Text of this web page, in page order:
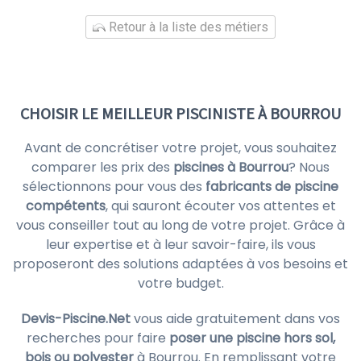
Retour à la liste des métiers
CHOISIR LE MEILLEUR PISCINISTE À BOURROU
Avant de concrétiser votre projet, vous souhaitez
comparer les prix des piscines à Bourrou? Nous
sélectionnons pour vous des fabricants de piscine
compétents, qui sauront écouter vos attentes et
vous conseiller tout au long de votre projet. Grâce à
leur expertise et à leur savoir-faire, ils vous
proposeront des solutions adaptées à vos besoins et
votre budget.
Devis-Piscine.Netvous aide gratuitement dans vos
recherches pour faire poser une piscine hors sol,